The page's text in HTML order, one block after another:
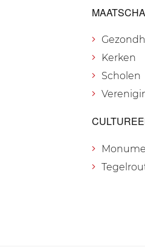
Kerken
Scholen